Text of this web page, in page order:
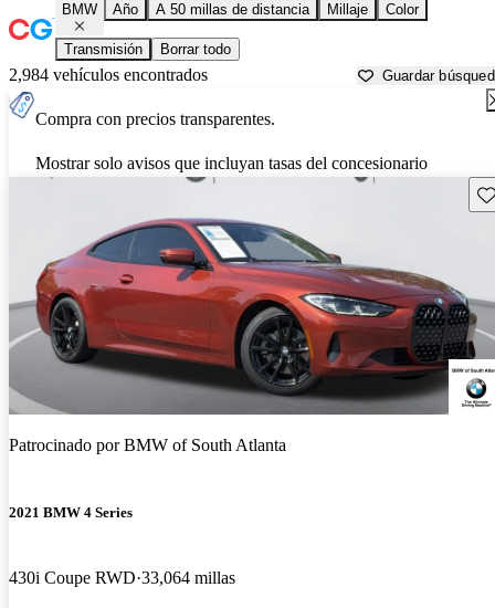
BMW Año A 50 millas de distancia Millaje Color
Transmisión Borrar todo
2,984 vehículos encontrados Guardar
Compra con precios transparentes.
Mostrar solo avisos que incluyan tasas del concesionario
Patrocinado porBMW of South Atlanta
2021 BMW 4 Series
430i Coupe RWD 33,064 millas